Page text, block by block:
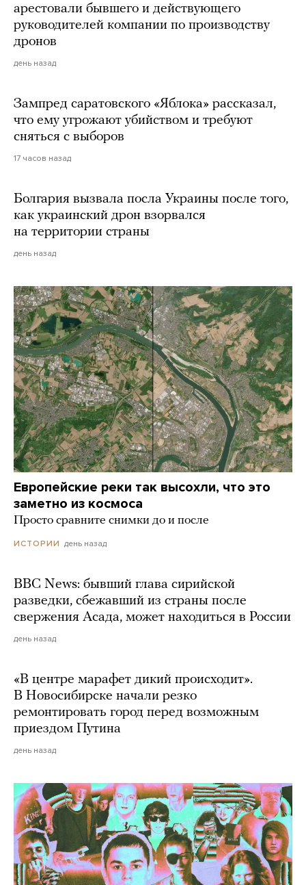
арестовали бывшего и действующего
руководителей компании по производству
дронов
день назад
Зампред саратовского «Яблока» рассказал,
что ему угрожают убийством и требуют
сняться с выборов
17 часов назад
Болгария вызвала посла Украины после того,
как украинский дрон взорвался
на территории страны
день назад
Европейские реки так высохли, что это
заметно из космоса
Просто сравните снимки до и после
ИСТОРИИ день назад
BBC News: бывший глава сирийской
разведки, сбежавший из страны после
свержения Асада, может находиться в России
день назад
«В центре марафет дикий происходит».
В Новосибирске начали резко
ремонтировать город перед возможным
приездом Путина
день назад